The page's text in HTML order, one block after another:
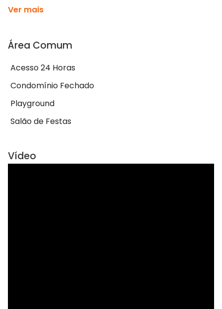
Ver mais
Área Comum
Acesso 24 Horas
Condomínio Fechado
Playground
Salão de Festas
Vídeo